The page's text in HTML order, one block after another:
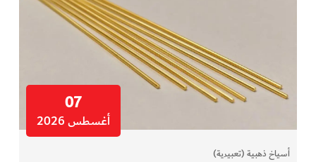
07
أغسطس 2026
أسياخ ذهبية (تعبيرية)